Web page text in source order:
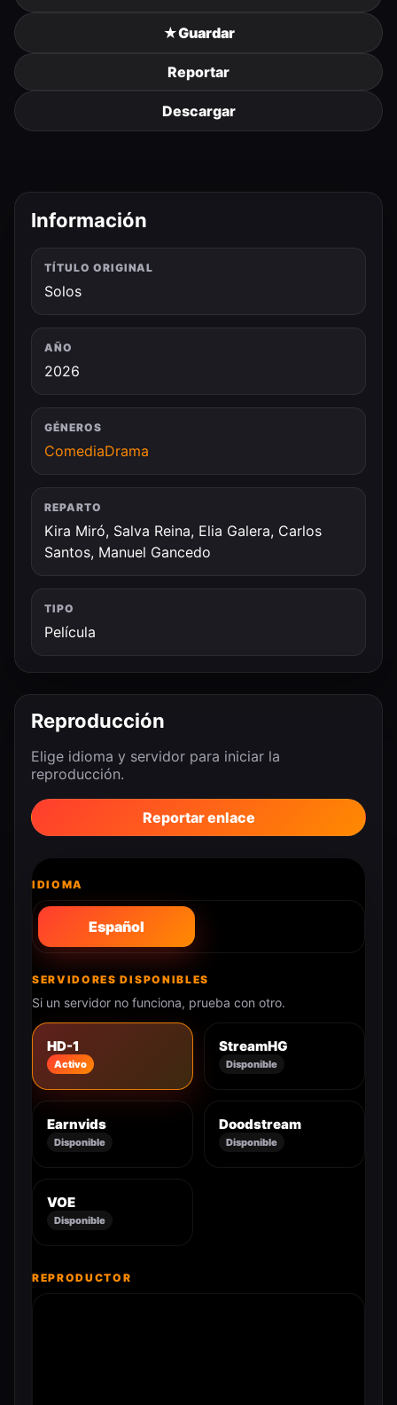
★Guardar
Reportar
Descargar
Información
TÍTULO ORIGINAL
Solos
AÑO
2026
GÉNEROS
ComediaDrama
REPARTO
Kira Miró, Salva Reina, Elia Galera, Carlos
Santos, Manuel Gancedo
TIPO
Película
Reproducción
Elige idioma y servidor para iniciar la
reproducción.
Reportar enlace
IDIOMA
Español
SERVIDORES DISPONIBLES
Si un servidor no funciona, prueba con otro.
HD-1
Activo
StreamHG
Disponible
Earnvids
Disponible
Doodstream
Disponible
VOE
Disponible
REPRODUCTOR